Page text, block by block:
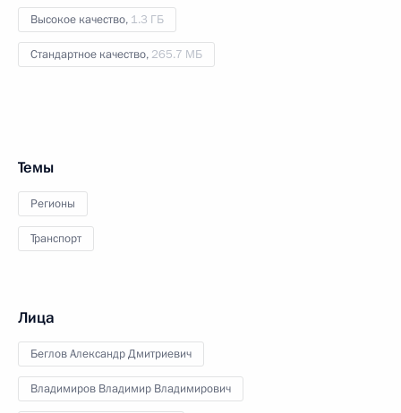
Высокое качество, 1.3 ГБ
Стандартное качество, 265.7 МБ
Темы
Регионы
Транспорт
Лица
Беглов Александр Дмитриевич
Владимиров Владимир Владимирович